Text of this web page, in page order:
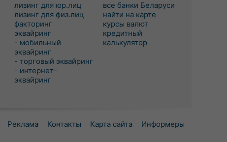
лизинг для юр.лиц
лизинг для физ.лиц
факторинг
эквайринг
- мобильный
эквайринг
- торговый эквайринг
- интернет-
эквайринг
все банки Беларуси
найти на карте
курсы валют
кредитный
калькулятор
Реклама Контакты Карта сайта Информеры